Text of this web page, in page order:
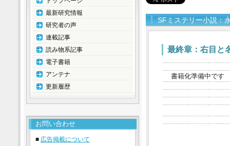
SFミステリー小説：
最終章：右目と
書籍化準備中です
最新研究情報
研究者の声
連載記事
読み物系記事
電子書籍
アンテナ
更新履歴
お問い合わせ
■ 広告掲載について